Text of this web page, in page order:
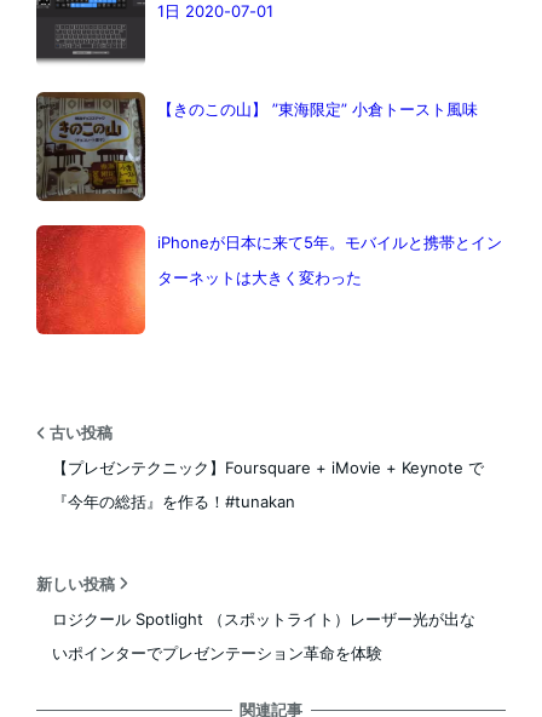
1日 2020-07-01
【きのこの山】 ”東海限定” 小倉トースト風味
iPhoneが日本に来て5年。モバイルと携帯とイン
ターネットは大きく変わった
古い投稿
【プレゼンテクニック】Foursquare + iMovie + Keynote で
『今年の総括』を作る！#tunakan
新しい投稿
ロジクール Spotlight （スポットライト）レーザー光が出な
いポインターでプレゼンテーション革命を体験
関連記事